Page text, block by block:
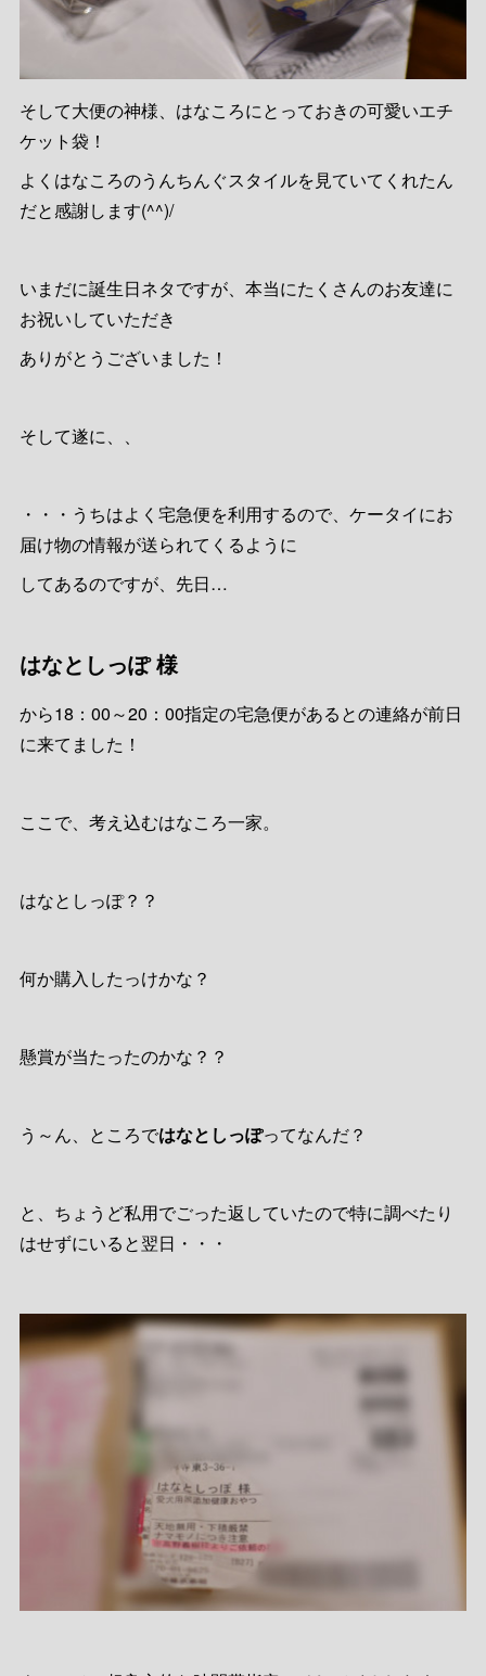
そして大便の神様、はなころにとっておきの可愛いエチ
ケット袋！
よくはなころのうんちんぐスタイルを見ていてくれたん
だと感謝します(^^)/
いまだに誕生日ネタですが、本当にたくさんのお友達に
お祝いしていただき
ありがとうございました！
そして遂に、、
・・・うちはよく宅急便を利用するので、ケータイにお
届け物の情報が送られてくるように
してあるのですが、先日…
はなとしっぽ 様
から18：00～20：00指定の宅急便があるとの連絡が前日
に来てました！
ここで、考え込むはなころ一家。
はなとしっぽ？？
何か購入したっけかな？
懸賞が当たったのかな？？
う～ん、ところではなとしっぽってなんだ？
と、ちょうど私用でごった返していたので特に調べたり
はせずにいると翌日・・・